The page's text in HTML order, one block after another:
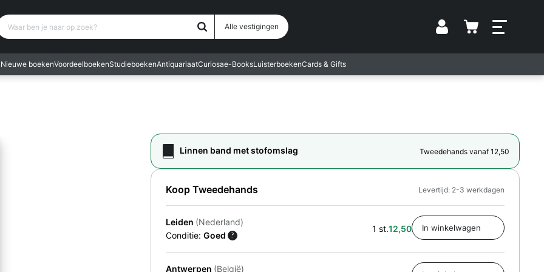
Alle vestigingen Vestiging
ben je naar op zoek?
Nieuwe boekenVoordeelboekenStudieboekenAntiquariaatCuriosae-BooksLuisterboekenCards & Gifts
Linnen band met stofomslag Tweedehands vanaf 12,50
Koop Tweedehands
Leiden (Nederland)
Conditie: Goed ?
1 st.12,50
Antwerpen (België)
Levertijd: 2-3 werkdagen